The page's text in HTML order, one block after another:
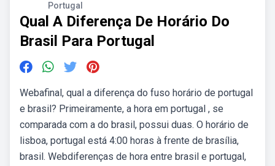
Portugal
Qual A Diferença De Horário Do
Brasil Para Portugal
Webafinal, qual a diferença do fuso horário de portugal
e brasil? Primeiramente, a hora em portugal , se
comparada com a do brasil, possui duas. O horário de
lisboa, portugal está 4:00 horas à frente de brasília,
brasil. Webdiferenças de hora entre brasil e portugal,